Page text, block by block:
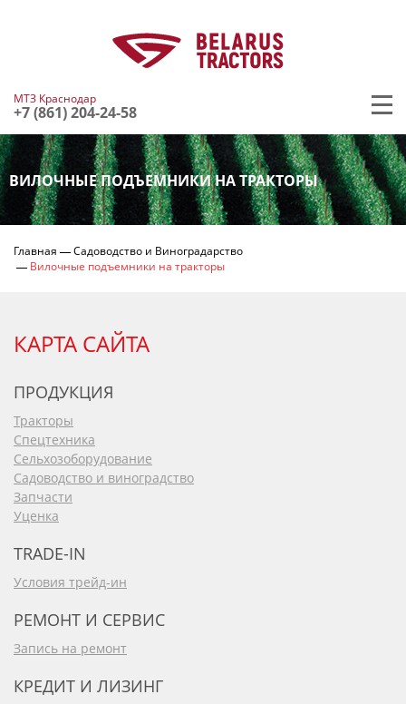
МТЗ Краснодар
+7 (861) 204-24-58
ВИЛОЧНЫЕ ПОДЪЕМНИКИ НА ТРАКТОРЫ
Главная
Садоводство и Виноградарство
Вилочные подъемники на тракторы
КАРТА САЙТА
ПРОДУКЦИЯ
Тракторы
Спецтехника
Сельхозоборудование
Садоводство и виноградство
Запчасти
Уценка
TRADE-IN
Условия трейд-ин
РЕМОНТ И СЕРВИС
Запись на ремонт
КРЕДИТ И ЛИЗИНГ